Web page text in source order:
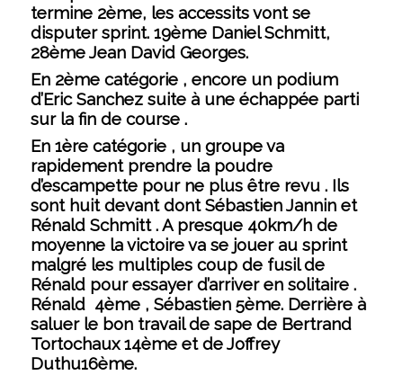
termine 2ème, les accessits vont se
disputer sprint. 19ème Daniel Schmitt,
28ème Jean David Georges.
En 2ème catégorie , encore un podium
d’Eric Sanchez suite à une échappée parti
sur la fin de course .
En 1ère catégorie , un groupe va
rapidement prendre la poudre
d’escampette pour ne plus être revu . Ils
sont huit devant dont Sébastien Jannin et
Rénald Schmitt . A presque 40km/h de
moyenne la victoire va se jouer au sprint
malgré les multiples coup de fusil de
Rénald pour essayer d’arriver en solitaire .
Rénald 4ème , Sébastien 5ème. Derrière à
saluer le bon travail de sape de Bertrand
Tortochaux 14ème et de Joffrey
Duthu16ème.